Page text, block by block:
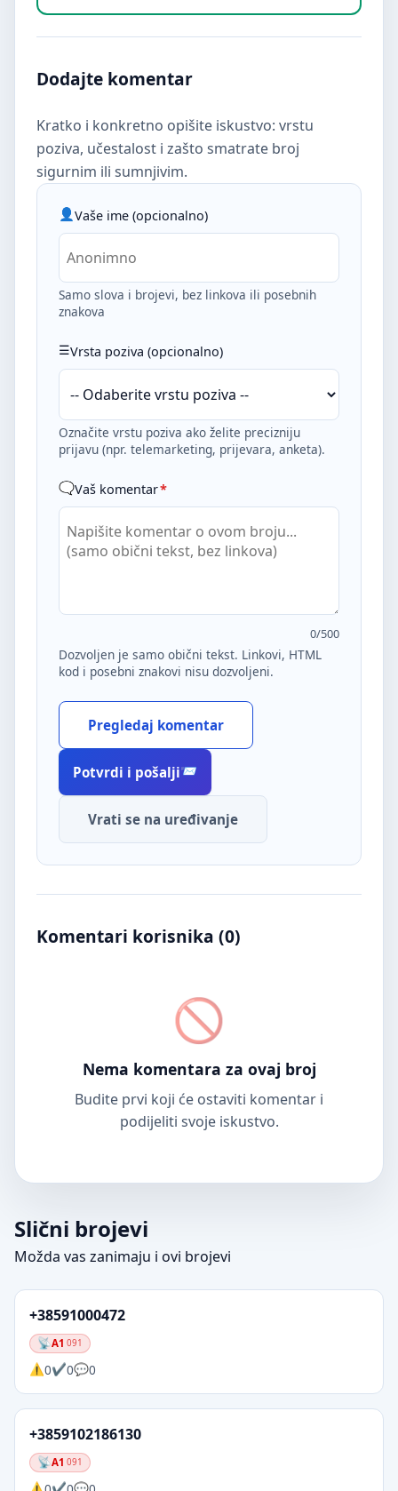
Dodajte komentar
Kratko i konkretno opišite iskustvo: vrstu
poziva, učestalost i zašto smatrate broj
sigurnim ili sumnjivim.
Vaše ime (opcionalno)
Samo slova i brojevi, bez linkova ili posebnih
znakova
Vrsta poziva (opcionalno)
Označite vrstu poziva ako želite precizniju
prijavu (npr. telemarketing, prijevara, anketa).
Vaš komentar*
0/500
Dozvoljen je samo obični tekst. Linkovi, HTML
kod i posebni znakovi nisu dozvoljeni.
Pregledaj komentar
Potvrdi i pošalji
Vrati se na uređivanje
Komentari korisnika (0)
Nema komentara za ovaj broj
Budite prvi koji će ostaviti komentar i
podijeliti svoje iskustvo.
Slični brojevi
Možda vas zanimaju i ovi brojevi
+38591000472
A1 091
0 0 0
+3859102186130
A1 091